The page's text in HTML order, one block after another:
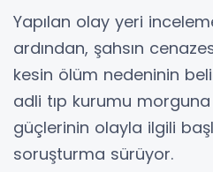
Yapılan olay yeri
ardından, şahsın
kesin ölüm nedeninin
adli tıp kurumu morguna
güçlerinin olayla ilgili
soruşturma sürüyor.